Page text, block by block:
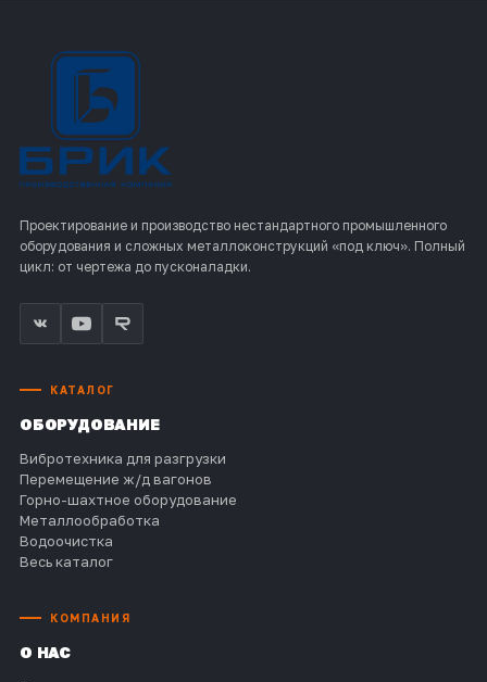
Проектирование и производство нестандартного промышленного
оборудования и сложных металлоконструкций «под ключ». Полный
цикл: от чертежа до пусконаладки.
КАТАЛОГ
ОБОРУДОВАНИЕ
Вибротехника для разгрузки
Перемещение ж/д вагонов
Горно-шахтное оборудование
Металлообработка
Водоочистка
Весь каталог
КОМПАНИЯ
О НАС